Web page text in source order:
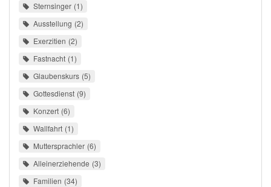
Sternsinger 1
Ausstellung 2
Exerzitien 2
Fastnacht 1
Glaubenskurs 5
Gottesdienst 9
Konzert 6
Wallfahrt 1
Muttersprachler 6
Alleinerziehende 3
Familien 34